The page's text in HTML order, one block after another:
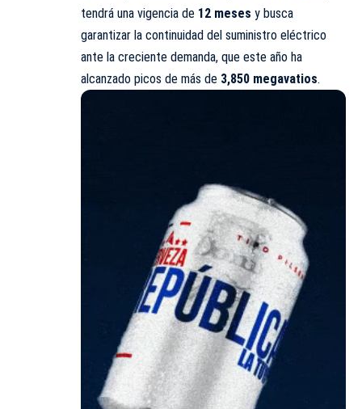
tendrá una vigencia de 12 meses y busca
garantizar la continuidad del suministro eléctrico
ante la creciente demanda, que este año ha
alcanzado picos de más de 3,850 megavatios.